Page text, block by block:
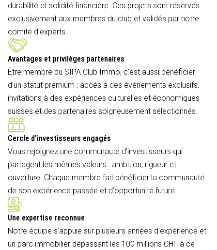
durabilité et solidité financière. Ces projets sont réservés
exclusivement aux membres du club et validés par notre
comité d'experts.
Avantages et privilèges partenaires
Être membre du SIPA Club Immo, c'est aussi bénéficier
d'un statut premium : accès à des événements exclusifs,
invitations à des expériences culturelles et économiques
suisses et des partenaires soigneusement sélectionnés.
Cercle d’investisseurs engagés
Vous rejoignez une communauté d'investisseurs qui
partagent les mêmes valeurs : ambition, rigueur et
ouverture. Chaque membre fait bénéficier la communauté
de son expérience passée et d'opportunité future
Une expertise reconnue
Notre équipe s'appuie sur plusieurs années d'expérience et
un parc immobilier dépassant les 100 millions CHF à ce